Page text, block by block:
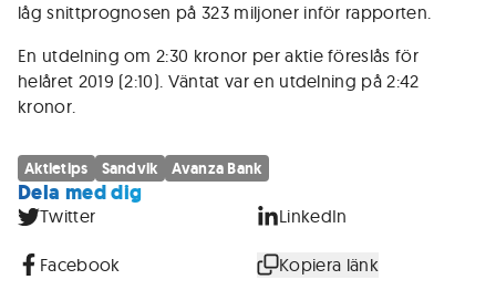
låg snittprognosen på 323 miljoner inför rapporten.
En utdelning om 2:30 kronor per aktie föreslås för
helåret 2019 (2:10). Väntat var en utdelning på 2:42
kronor.
Aktietips Sandvik Avanza Bank
Dela med dig
Twitter LinkedIn
Facebook Kopiera länk